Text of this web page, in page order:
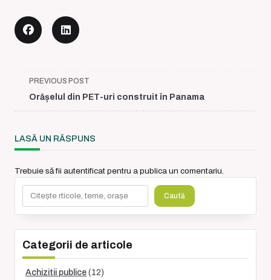
<span
class="nav-
subtitle
reader-
text">Page</span>
PREVIOUS POST
Orășelul din PET-uri construit în Panama
LASĂ UN RĂSPUNS
Trebuie să fii autentificat pentru a publica un comentariu.
Caută
Categorii de articole
Achizitii publice (12)